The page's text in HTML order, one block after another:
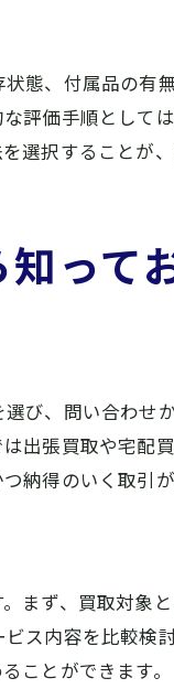
態、付属品の
評価手順とし
選択することが
って
び、問い合わ
出張買取や宅
納得のいく取引が
まず、買取対象
ス内容を比較
ことができます。